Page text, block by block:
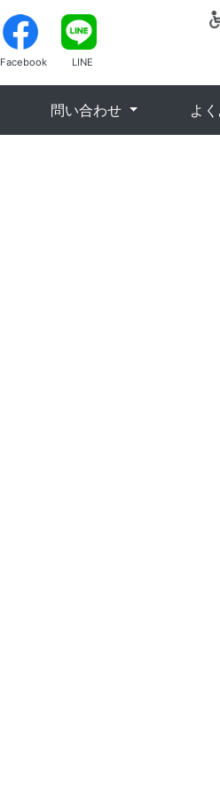
Facebook LINE
問い合わせ よ